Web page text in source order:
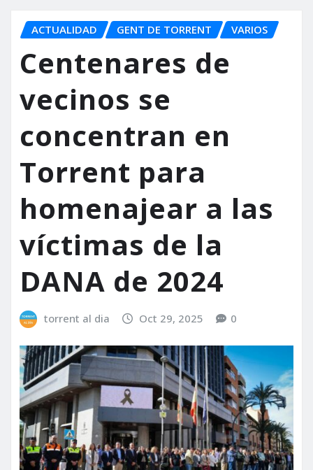
ACTUALIDAD GENT DE TORRENT VARIOS
Centenares de
vecinos se
concentran en
Torrent para
homenajear a las
víctimas de la
DANA de 2024
torrent al dia Oct 29, 2025 0